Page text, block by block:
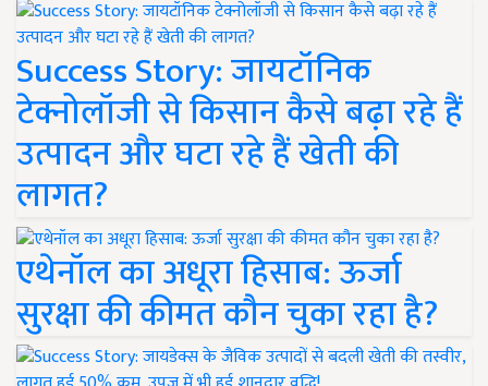
Success Story: जायटॉनिक
टेक्नोलॉजी से किसान कैसे बढ़ा रहे हैं
उत्पादन और घटा रहे हैं खेती की
लागत?
एथेनॉल का अधूरा हिसाब: ऊर्जा
सुरक्षा की कीमत कौन चुका रहा है?